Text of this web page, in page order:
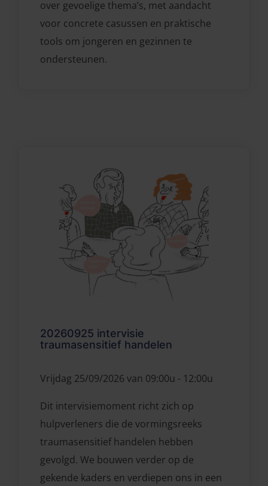
over gevoelige thema’s, met aandacht
voor concrete casussen en praktische
tools om jongeren en gezinnen te
ondersteunen.
20260925 intervisie
traumasensitief handelen
Dit intervisiemoment richt zich op
hulpverleners die de vormingsreeks
traumasensitief handelen hebben
gevolgd. We bouwen verder op de
gekende kaders en verdiepen ons in een
Vrijdag 25/09/2026 van 09:00u - 12:00u